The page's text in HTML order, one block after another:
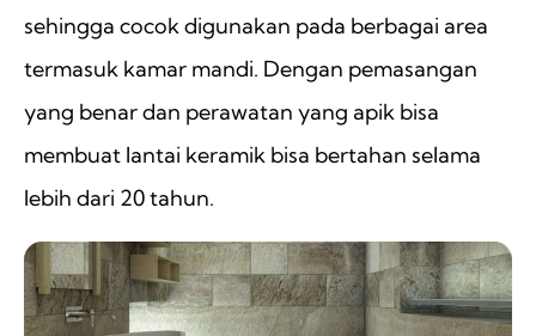
sehingga cocok digunakan pada berbagai area
termasuk kamar mandi. Dengan pemasangan
yang benar dan perawatan yang apik bisa
membuat lantai keramik bisa bertahan selama
lebih dari 20 tahun.